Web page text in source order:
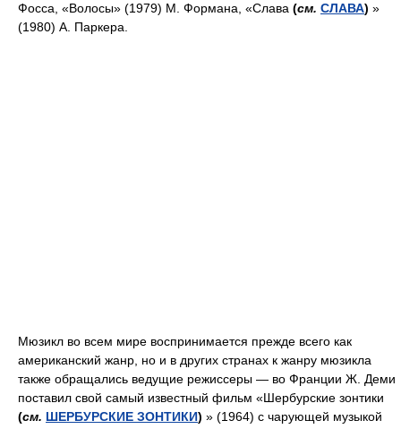
Фосса, «Волосы» (1979) М. Формана, «Слава (см. СЛАВА) »
(1980) А. Паркера.
Мюзикл во всем мире воспринимается прежде всего как
американский жанр, но и в других странах к жанру мюзикла
также обращались ведущие режиссеры — во Франции Ж. Деми
поставил свой самый известный фильм «Шербурские зонтики
(см. ШЕРБУРСКИЕ ЗОНТИКИ) » (1964) с чарующей музыкой